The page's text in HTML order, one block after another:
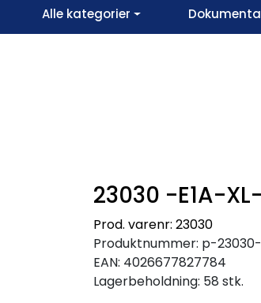
Alle kategorier
23030 -E1A-
Prod. varenr: 23030
Produktnummer: p-23030-
EAN: 4026677827784
Lagerbeholdning: 58 stk.